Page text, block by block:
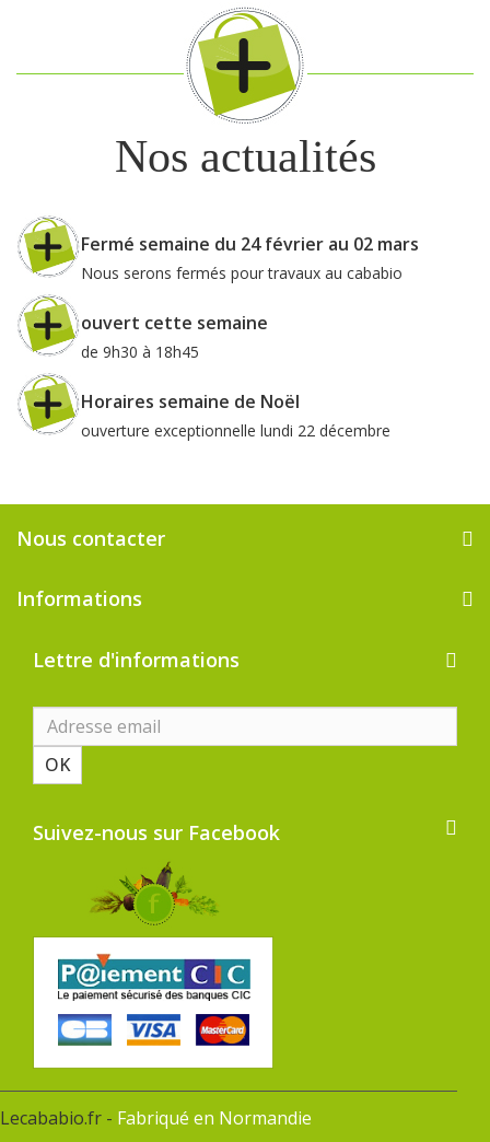
Nos actualités
Fermé semaine du 24 février au 02 mars
Nous serons fermés pour travaux au cababio
ouvert cette semaine
de 9h30 à 18h45
Horaires semaine de Noël
ouverture exceptionnelle lundi 22 décembre
Nous contacter
Informations
Lecababio.fr - Fabriqué en Normandie
Lettre d'informations
OK
Suivez-nous sur Facebook